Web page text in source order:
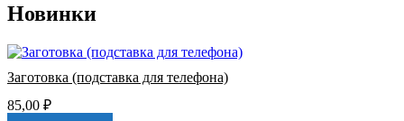
Новинки
Заготовка (подставка для телефона)
85,00 ₽